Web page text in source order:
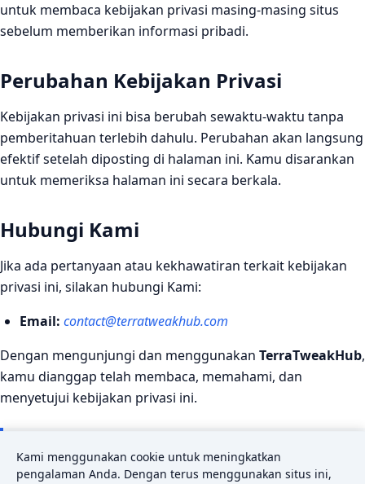
untuk membaca kebijakan privasi masing-masing situs
sebelum memberikan informasi pribadi.
Perubahan Kebijakan Privasi
Kebijakan privasi ini bisa berubah sewaktu-waktu tanpa
pemberitahuan terlebih dahulu. Perubahan akan langsung
efektif setelah diposting di halaman ini. Kamu disarankan
untuk memeriksa halaman ini secara berkala.
Hubungi Kami
Jika ada pertanyaan atau kekhawatiran terkait kebijakan
privasi ini, silakan hubungi Kami:
Email: contact@terratweakhub.com
Dengan mengunjungi dan menggunakan TerraTweakHub,
kamu dianggap telah membaca, memahami, dan
menyetujui kebijakan privasi ini.
Terakhir diperbarui:10 Juni 2026
Kami menggunakan cookie untuk meningkatkan
pengalaman Anda. Dengan terus menggunakan situs ini,